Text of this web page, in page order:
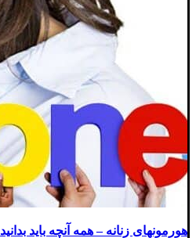
هورمونهای زنانه – همه آنچه باید بدانید